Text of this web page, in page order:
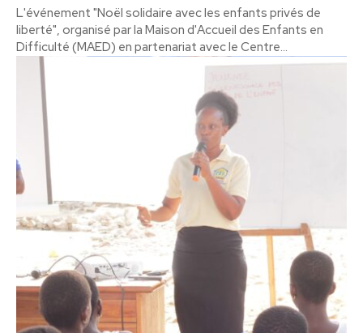
L'événement "Noël solidaire avec les enfants privés de
liberté", organisé par la Maison d'Accueil des Enfants en
Difficulté (MAED) en partenariat avec le Centre...